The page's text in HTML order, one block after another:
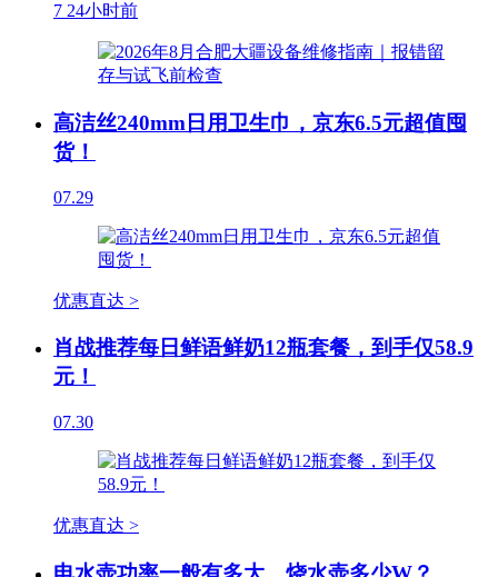
7 24小时前
高洁丝240mm日用卫生巾，京东6.5元超值囤
货！
07.29
优惠直达 >
肖战推荐每日鲜语鲜奶12瓶套餐，到手仅58.9
元！
07.30
优惠直达 >